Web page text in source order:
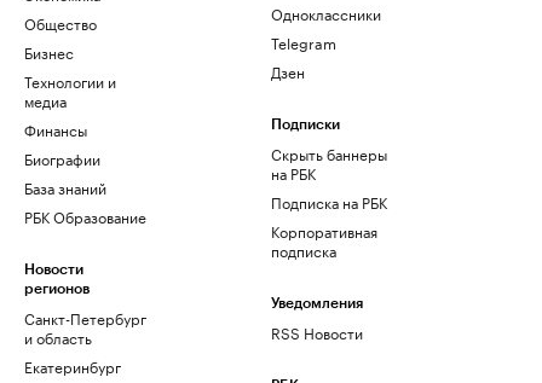
Общество
Бизнес
Технологии и
медиа
Финансы
Биографии
База знаний
РБК Образование
Новости
регионов
Санкт-Петербург
и область
Екатеринбург
Одноклассники
Telegram
Дзен
Подписки
Скрыть баннеры
на РБК
Подписка на РБК
Корпоративная
подписка
Уведомления
RSS Новости